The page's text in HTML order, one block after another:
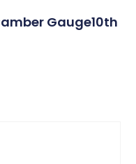
Gauge10th